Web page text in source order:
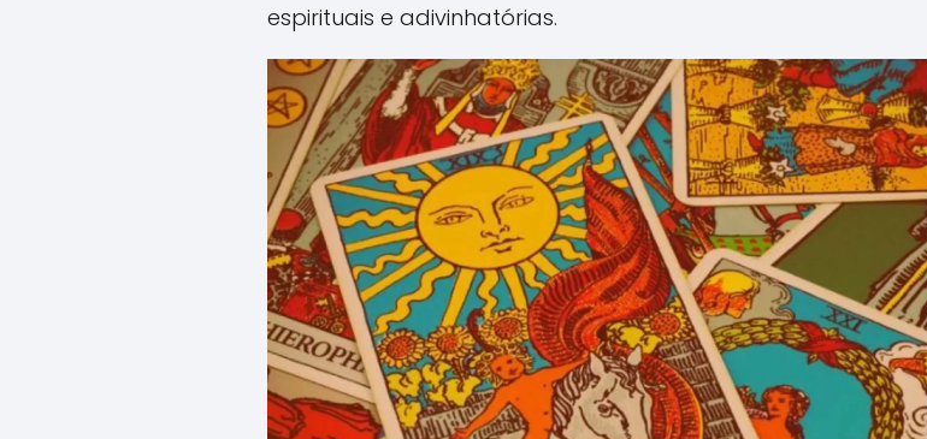
espirituais e adivinhatórias.